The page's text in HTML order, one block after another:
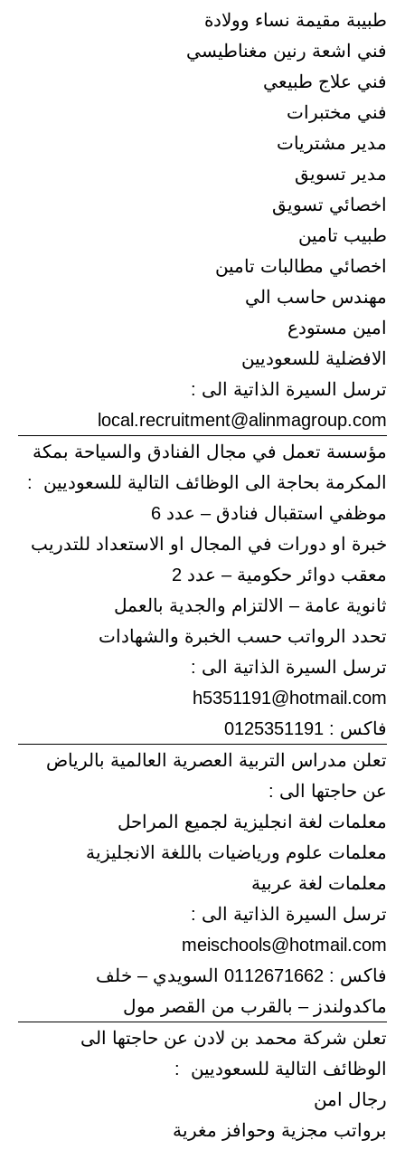
طبيبة مقيمة نساء وولادة
فني اشعة رنين مغناطيسي
فني علاج طبيعي
فني مختبرات
مدير مشتريات
مدير تسويق
اخصائي تسويق
طبيب تامين
اخصائي مطالبات تامين
مهندس حاسب الي
امين مستودع
الافضلية للسعوديين
ترسل السيرة الذاتية الى :
local.recruitment@alinmagroup.com
مؤسسة تعمل في مجال الفنادق والسياحة بمكة
المكرمة بحاجة الى الوظائف التالية للسعوديين :
موظفي استقبال فنادق – عدد 6
خبرة او دورات في المجال او الاستعداد للتدريب
معقب دوائر حكومية – عدد 2
ثانوية عامة – الالتزام والجدية بالعمل
تحدد الرواتب حسب الخبرة والشهادات
ترسل السيرة الذاتية الى :
h5351191@hotmail.com
فاكس : 0125351191
تعلن مدراس التربية العصرية العالمية بالرياض
عن حاجتها الى :
معلمات لغة انجليزية لجميع المراحل
معلمات علوم ورياضيات باللغة الانجليزية
معلمات لغة عربية
ترسل السيرة الذاتية الى :
meischools@hotmail.com
فاكس : 0112671662 السويدي – خلف
ماكدولندز – بالقرب من القصر مول
تعلن شركة محمد بن لادن عن حاجتها الى
الوظائف التالية للسعوديين :
رجال امن
برواتب مجزية وحوافز مغرية